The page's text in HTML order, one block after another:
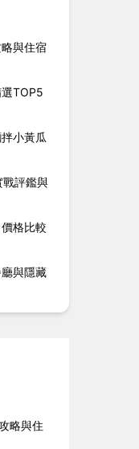
與住宿
TOP5
小黃瓜
戰評鑑與
格比較
與隱藏
略與住